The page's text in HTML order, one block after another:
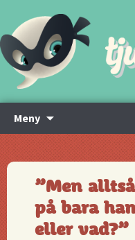
Meny
innehåll
”Men
på bara
eller vad?”